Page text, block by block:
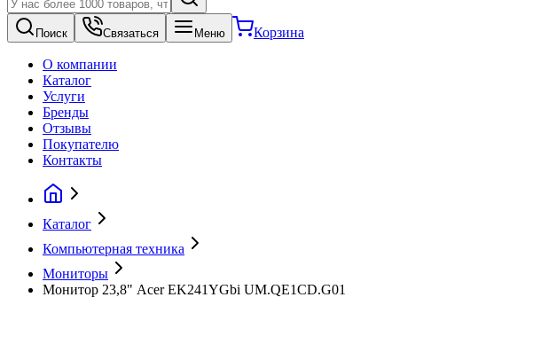
Поиск Связаться Меню Корзина
О компании
Каталог
Услуги
Бренды
Отзывы
Покупателю
Контакты
Каталог
Компьютерная техника
Мониторы
Монитор 23,8" Acer EK241YGbi UM.QE1CD.G01